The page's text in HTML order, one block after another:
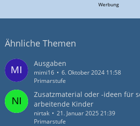
Werbung
Ähnliche Themen
Ausgaben
mimi16
6. Oktober 2024 11:58
Primarstufe
Zusatzmaterial oder -ideen für
arbeitende Kinder
nirtak
21. Januar 2025 21:39
Primarstufe